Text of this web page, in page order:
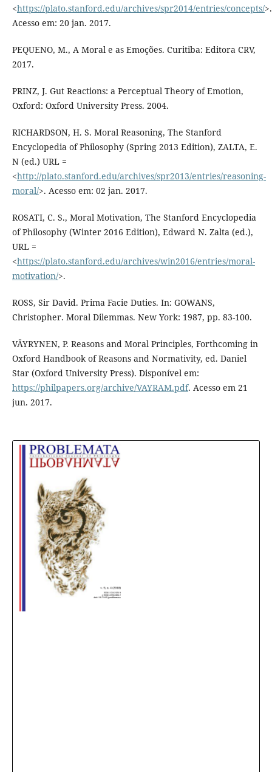
<https://plato.stanford.edu/archives/spr2014/entries/concepts/>.
Acesso em: 20 jan. 2017.
PEQUENO, M., A Moral e as Emoções. Curitiba: Editora CRV,
2017.
PRINZ, J. Gut Reactions: a Perceptual Theory of Emotion,
Oxford: Oxford University Press. 2004.
RICHARDSON, H. S. Moral Reasoning, The Stanford
Encyclopedia of Philosophy (Spring 2013 Edition), ZALTA, E.
N (ed.) URL =
<http://plato.stanford.edu/archives/spr2013/entries/reasoning-
moral/>. Acesso em: 02 jan. 2017.
ROSATI, C. S., Moral Motivation, The Stanford Encyclopedia
of Philosophy (Winter 2016 Edition), Edward N. Zalta (ed.),
URL =
<https://plato.stanford.edu/archives/win2016/entries/moral-
motivation/>.
ROSS, Sir David. Prima Facie Duties. In: GOWANS,
Christopher. Moral Dilemmas. New York: 1987, pp. 83-100.
VÄYRYNEN, P. Reasons and Moral Principles, Forthcoming in
Oxford Handbook of Reasons and Normativity, ed. Daniel
Star (Oxford University Press). Disponível em:
https://philpapers.org/archive/VAYRAM.pdf. Acesso em 21
jun. 2017.